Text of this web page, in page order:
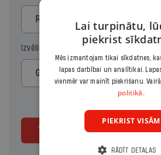
Regulārais
Izvēlies periodu
Gads
Turpināt
Lai turpinātu,
piekrist
Mēs izmantojam tikai sīkdatnes,
lapas darbībai un analītikai.
vienmēr var mainīt piekrišanu.
politikā.
PIEKRIST VISĀM
RĀDĪT DETAĻAS